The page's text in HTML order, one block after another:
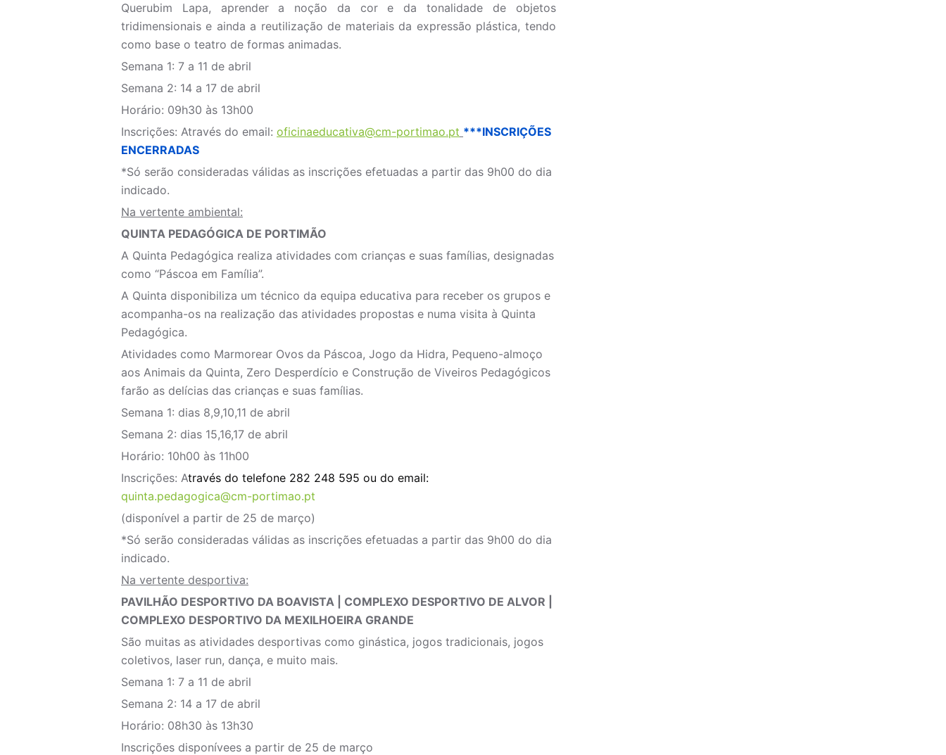
Querubim Lapa, aprender a noção da cor e da tonalidade de objetos
tridimensionais e ainda a reutilização de materiais da expressão plástica, tendo
como base o teatro de formas animadas.
Semana 1: 7 a 11 de abril
Semana 2: 14 a 17 de abril
Horário: 09h30 às 13h00
Inscrições: Através do email: oficinaeducativa@cm-portimao.pt ***INSCRIÇÕES
ENCERRADAS
*Só serão consideradas válidas as inscrições efetuadas a partir das 9h00 do dia
indicado.
Na vertente ambiental:
QUINTA PEDAGÓGICA DE PORTIMÃO
A Quinta Pedagógica realiza atividades com crianças e suas famílias, designadas
como “Páscoa em Família”.
A Quinta disponibiliza um técnico da equipa educativa para receber os grupos e
acompanha-os na realização das atividades propostas e numa visita à Quinta
Pedagógica.
Atividades como Marmorear Ovos da Páscoa, Jogo da Hidra, Pequeno-almoço
aos Animais da Quinta, Zero Desperdício e Construção de Viveiros Pedagógicos
farão as delícias das crianças e suas famílias.
Semana 1: dias 8,9,10,11 de abril
Semana 2: dias 15,16,17 de abril
Horário: 10h00 às 11h00
Inscrições: Através do telefone 282 248 595 ou do email:
quinta.pedagogica@cm-portimao.pt
(disponível a partir de 25 de março)
*Só serão consideradas válidas as inscrições efetuadas a partir das 9h00 do dia
indicado.
Na vertente desportiva:
PAVILHÃO DESPORTIVO DA BOAVISTA | COMPLEXO DESPORTIVO DE ALVOR |
COMPLEXO DESPORTIVO DA MEXILHOEIRA GRANDE
São muitas as atividades desportivas como ginástica, jogos tradicionais, jogos
coletivos, laser run, dança, e muito mais.
Semana 1: 7 a 11 de abril
Semana 2: 14 a 17 de abril
Horário: 08h30 às 13h30
Inscrições disponívees a partir de 25 de março